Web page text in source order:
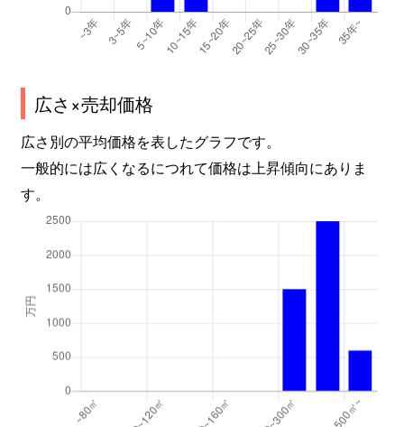
広さ×売却価格
広さ別の平均価格を表したグラフです。
一般的には広くなるにつれて価格は上昇傾向にありま
す。